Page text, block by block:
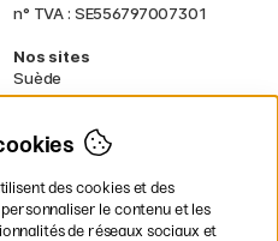
n° TVA : SE556797007301
Nos sites
Suède
Norvège
Finlande
Irlande
Pays-Bas
Royaume-Uni
des cookies et des
le contenu et les
de réseaux sociaux et